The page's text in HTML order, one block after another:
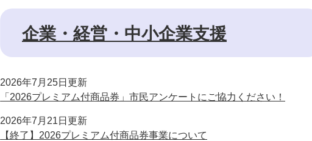
企業・経営・中小企業支援
2026年7月25日更新
「2026プレミアム付商品券」市民アンケートにご協力ください！
2026年7月21日更新
【終了】2026プレミアム付商品券事業について